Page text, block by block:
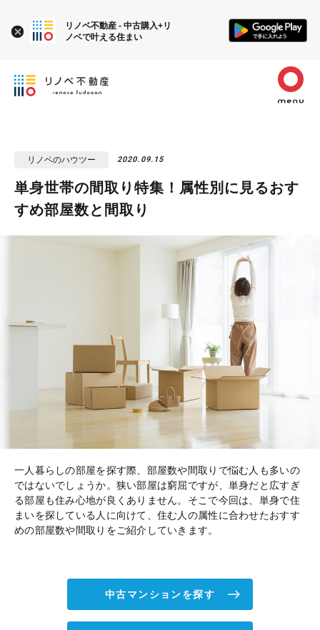
リノベのハウツー 2020.09.15
単身世帯の間取り特集！属性別に見るおす
すめ部屋数と間取り
一人暮らしの部屋を探す際、部屋数や間取りで悩む人も多いの
ではないでしょうか。狭い部屋は窮屈ですが、単身だと広すぎ
る部屋も住み心地が良くありません。そこで今回は、単身で住
まいを探している人に向けて、住む人の属性に合わせたおすす
めの部屋数や間取りをご紹介していきます。
中古マンションを探す
リノベ不動産 - 中古購入+リ
ノベで叶える住まい